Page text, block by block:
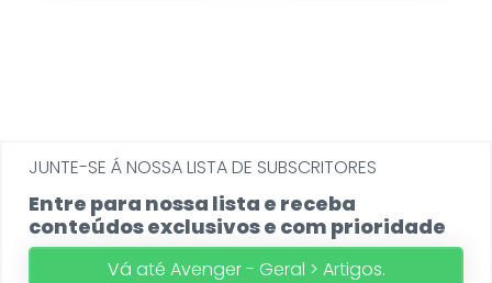
JUNTE-SE Á NOSSA LISTA DE SUBSCRITORES
Entre para nossa lista e receba
conteúdos exclusivos e com prioridade
Vá até Avenger - Geral > Artigos.